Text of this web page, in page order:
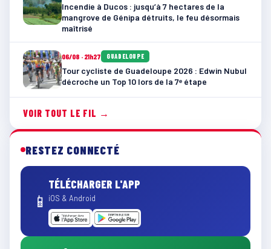
Incendie à Ducos : jusqu’à 7 hectares de la
mangrove de Génipa détruits, le feu désormais
maîtrisé
06/08 · 21h27 GUADELOUPE
Tour cycliste de Guadeloupe 2026 : Edwin Nubul
décroche un Top 10 lors de la 7ᵉ étape
VOIR TOUT LE FIL →
RESTEZ CONNECTÉ
📱
TÉLÉCHARGER L'APP
iOS & Android